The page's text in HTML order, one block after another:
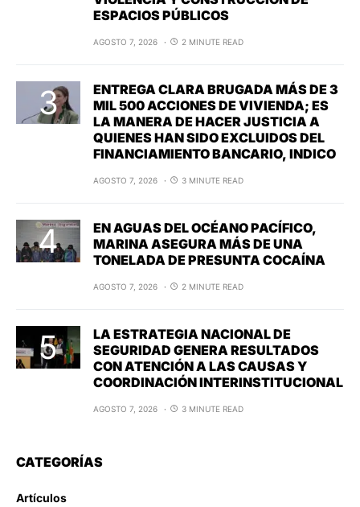
ESPACIOS PÚBLICOS
AGOSTO 7, 2026 2 MINUTE READ
ENTREGA CLARA BRUGADA MÁS DE 3
MIL 500 ACCIONES DE VIVIENDA; ES
LA MANERA DE HACER JUSTICIA A
QUIENES HAN SIDO EXCLUIDOS DEL
FINANCIAMIENTO BANCARIO, INDICO
AGOSTO 7, 2026 3 MINUTE READ
EN AGUAS DEL OCÉANO PACÍFICO,
MARINA ASEGURA MÁS DE UNA
TONELADA DE PRESUNTA COCAÍNA
AGOSTO 7, 2026 2 MINUTE READ
LA ESTRATEGIA NACIONAL DE
SEGURIDAD GENERA RESULTADOS
CON ATENCIÓN A LAS CAUSAS Y
COORDINACIÓN INTERINSTITUCIONAL
AGOSTO 7, 2026 3 MINUTE READ
CATEGORÍAS
Artículos